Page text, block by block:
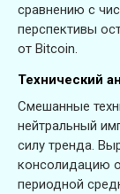
сравнению с
перспективы
от Bitcoin.
Технический
Смешанные
нейтральный
силу тренда.
консолидацию
периодной